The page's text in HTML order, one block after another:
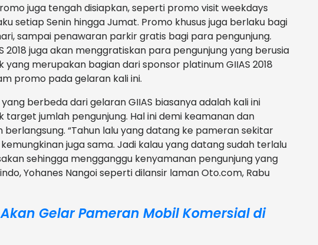
juga tengah disiapkan, seperti promo visit weekdays
setiap Senin hingga Jumat. Promo khusus juga berlaku bagi
sampai penawaran parkir gratis bagi para pengunjung.
2018 juga akan menggratiskan para pengunjung yang berusia
merupakan bagian dari sponsor platinum GIIAS 2018
promo pada gelaran kali ini.
berbeda dari gelaran GIIAS biasanya adalah kali ini
jumlah pengunjung. Hal ini demi keamanan dan
“Tahun lalu yang datang ke pameran sekitar
juga sama. Jadi kalau yang datang sudah terlalu
sehingga mengganggu kenyamanan pengunjung yang
Yohanes Nangoi seperti dilansir laman Oto.com, Rabu
Gelar Pameran Mobil Komersial di